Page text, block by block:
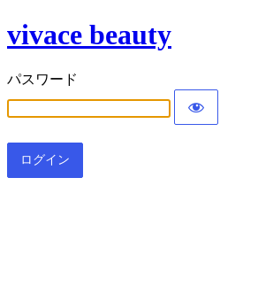
vivace beauty
パスワード